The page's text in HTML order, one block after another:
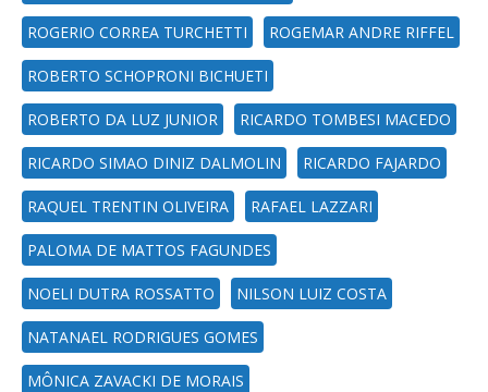
ROGERIO CORREA TURCHETTI ROGEMAR ANDRE RIFFEL
ROBERTO SCHOPRONI BICHUETI
ROBERTO DA LUZ JUNIOR RICARDO TOMBESI MACEDO
RICARDO SIMAO DINIZ DALMOLIN RICARDO FAJARDO
RAQUEL TRENTIN OLIVEIRA RAFAEL LAZZARI
PALOMA DE MATTOS FAGUNDES
NOELI DUTRA ROSSATTO NILSON LUIZ COSTA
NATANAEL RODRIGUES GOMES
MÔNICA ZAVACKI DE MORAIS